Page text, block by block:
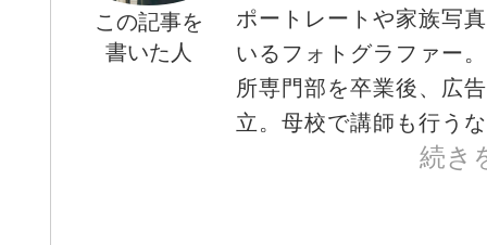
この記事を
書いた人
ポートレートや家族写
いるフォトグラファー
所専門部を卒業後、広
立。母校で講師も行う
続き